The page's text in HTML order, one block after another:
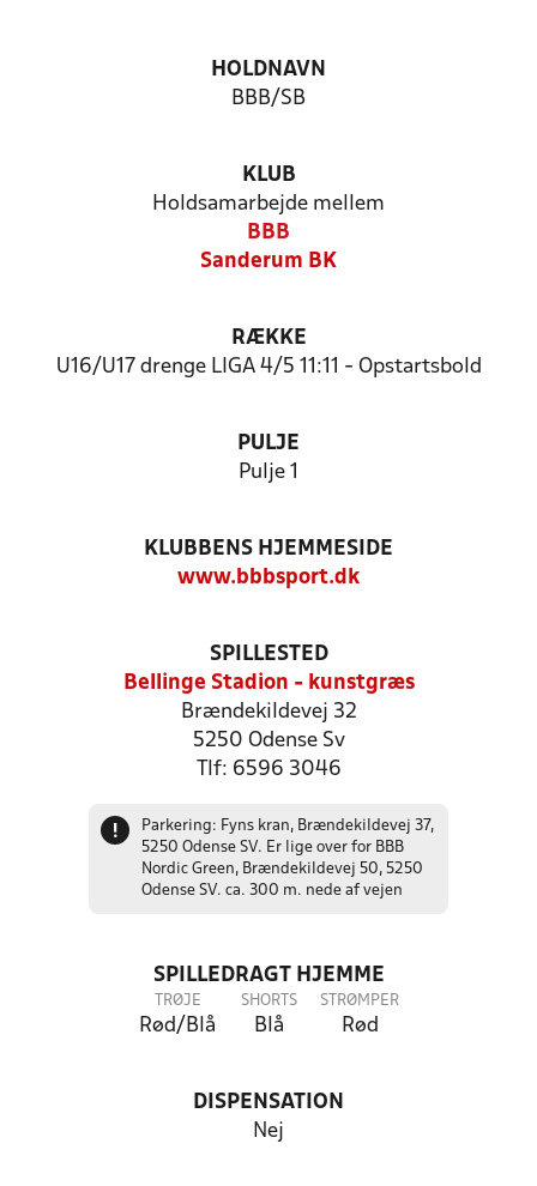
HOLDNAVN
BBB/SB
KLUB
Holdsamarbejde mellem
BBB
Sanderum BK
RÆKKE
U16/U17 drenge LIGA 4/5 11:11 - Opstartsbold
PULJE
Pulje 1
KLUBBENS HJEMMESIDE
www.bbbsport.dk
SPILLESTED
Bellinge Stadion - kunstgræs
Brændekildevej 32
5250 Odense Sv
Tlf: 6596 3046
!
Parkering: Fyns kran, Brændekildevej 37,
5250 Odense SV. Er lige over for BBB
Nordic Green, Brændekildevej 50, 5250
Odense SV. ca. 300 m. nede af vejen
SPILLEDRAGT HJEMME
TRØJE
Rød/Blå
SHORTS
Blå
STRØMPER
Rød
DISPENSATION
Nej